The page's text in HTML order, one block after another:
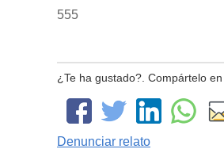
555
¿Te ha gustado?. Compártelo
Denunciar relato